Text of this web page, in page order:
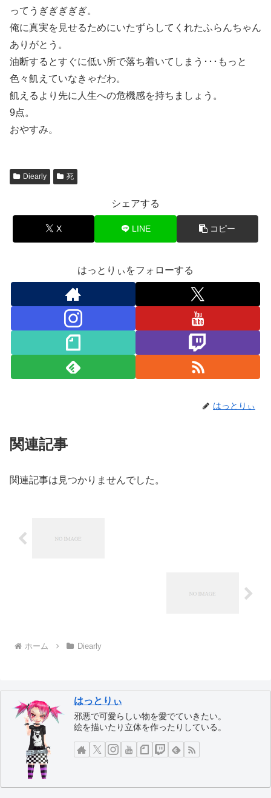
ってうぎぎぎぎぎ。
俺に真実を見せるためにいたずらしてくれたふらんちゃん
ありがとう。
油断するとすぐに低い所で落ち着いてしまう･･･もっと
色々飢えていなきゃだわ。
飢えるより先に人生への危機感を持ちましょう。
9点。
おやすみ。
Diearly 死
シェアする
X LINE コピー
はっとりぃをフォローする
はっとりぃ
関連記事
関連記事は見つかりませんでした。
ホーム Diearly
はっとりぃ
邪悪で可愛らしい物を愛でていきたい。
絵を描いたり立体を作ったりしている。